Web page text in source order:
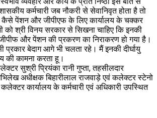
कर्मचारी जब नौकरी से सेवानिवृत होता है तो
कैसे पेंशन और जीपीएफ के लिए कार्यालय के चक्कर
श्री विनय सरकार से सिखना चाहिए कि इनकी
और पेंशन की प्रकरण का निराकरण हो गया है।
प्रकार बेदाग आगे भी चलता रहे। मैं इनकी दीर्घायु
की कामना करता हू।
सुश्री प्रियंका रानी गुप्ता, तहसीलदार
अधीक्षक बिहारीलाल राजवाड़े एवं कलेक्टर स्टेनो
कार्यालय के कर्मचारी एवं अधिकारी उपस्थित